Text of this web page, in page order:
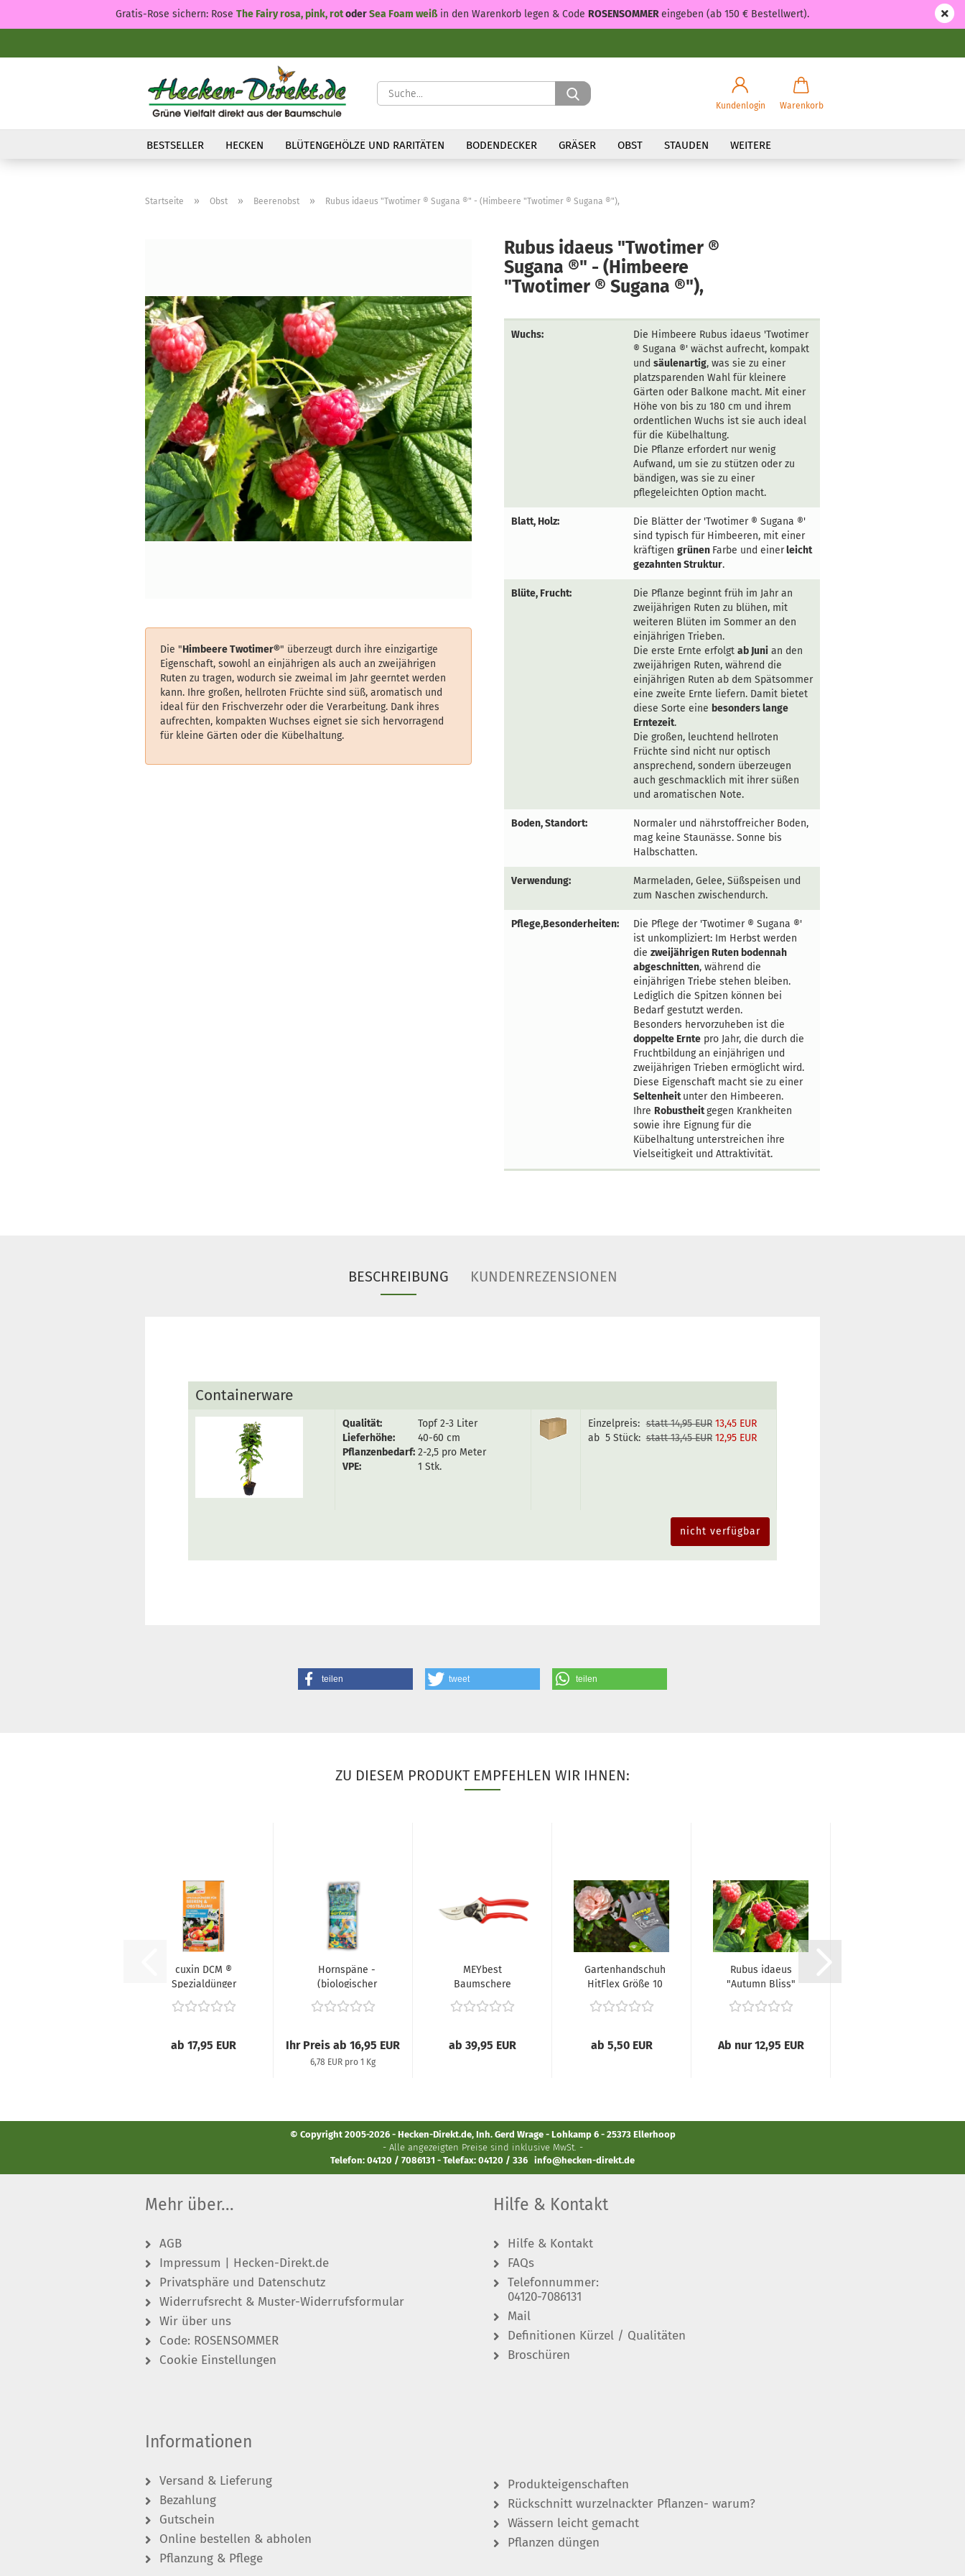
Suche...
Kundenlogin Warenkorb
Gratis-Rose sichern: Rose The Fairy rosa, pink, rotoderSea Foam weißin den Warenkorb legen & Code ROSENSOMMEReingeben (ab 150 € Bestellwert).
BESTSELLER HECKEN BLÜTENGEHÖLZE UND RARITÄTEN BODENDECKER GRÄSER OBST STAUDEN WEITERE
Startseite » Obst » Beerenobst » Rubus idaeus "Twotimer ® Sugana ®" - (Himbeere "Twotimer ® Sugana ®"),
Die "Himbeere Twotimer®" überzeugt durch ihre einzigartige
Eigenschaft, sowohl an einjährigen als auch an zweijährigen
Ruten zu tragen, wodurch sie zweimal im Jahr geerntet werden
kann. Ihre großen, hellroten Früchte sind süß, aromatisch und
ideal für den Frischverzehr oder die Verarbeitung. Dank ihres
aufrechten, kompakten Wuchses eignet sie sich hervorragend
für kleine Gärten oder die Kübelhaltung.
Rubus idaeus "Twotimer ®
Sugana ®" - (Himbeere
"Twotimer ® Sugana ®"),
Wuchs:
Die Himbeere Rubus idaeus 'Twotimer
® Sugana ®' wächst aufrecht, kompakt
und säulenartig, was sie zu einer
platzsparenden Wahl für kleinere
Gärten oder Balkone macht. Mit einer
Höhe von bis zu 180 cm und ihrem
ordentlichen Wuchs ist sie auch ideal
für die Kübelhaltung.
Die Pflanze erfordert nur wenig
Aufwand, um sie zu stützen oder zu
bändigen, was sie zu einer
pflegeleichten Option macht.
Blatt, Holz:
Die Blätter der 'Twotimer ® Sugana ®'
sind typisch für Himbeeren, mit einer
kräftigen grünen Farbe und einerleicht
gezahnten Struktur.
Blüte, Frucht:
Die Pflanze beginnt früh im Jahr an
zweijährigen Ruten zu blühen, mit
weiteren Blüten im Sommer an den
einjährigen Trieben.
Die erste Ernte erfolgt ab Juni an den
zweijährigen Ruten, während die
einjährigen Ruten ab dem Spätsommer
eine zweite Ernte liefern. Damit bietet
diese Sorte eine besonders lange
Erntezeit.
Die großen, leuchtend hellroten
Früchte sind nicht nur optisch
ansprechend, sondern überzeugen
auch geschmacklich mit ihrer süßen
und aromatischen Note.
Boden, Standort:
Normaler und nährstoffreicher Boden,
mag keine Staunässe. Sonne bis
Halbschatten.
Verwendung:
Marmeladen, Gelee, Süßspeisen und
zum Naschen zwischendurch.
Pflege,Besonderheiten:
Die Pflege der 'Twotimer ® Sugana ®'
ist unkompliziert: Im Herbst werden
die zweijährigen Ruten bodennah
abgeschnitten, während die
einjährigen Triebe stehen bleiben.
Lediglich die Spitzen können bei
Bedarf gestutzt werden.
Besonders hervorzuheben ist die
doppelte Ernte pro Jahr, die durch die
Fruchtbildung an einjährigen und
zweijährigen Trieben ermöglicht wird.
Diese Eigenschaft macht sie zu einer
Seltenheitunter den Himbeeren.
Ihre Robustheitgegen Krankheiten
sowie ihre Eignung für die
Kübelhaltung unterstreichen ihre
Vielseitigkeit und Attraktivität.
BESCHREIBUNG KUNDENREZENSIONEN
Containerware
Qualität:
Topf 2-3 Liter
Lieferhöhe:
40-60 cm
Pflanzenbedarf: 2-2,5 pro Meter
VPE:
1 Stk.
Einzelpreis: statt 14,95 EUR 13,45 EUR
ab 5 Stück: statt 13,45 EUR 12,95 EUR
nicht verfügbar
teilen tweet teilen
ZU DIESEM PRODUKT EMPFEHLEN WIR IHNEN:
cuxin DCM ®
Spezialdünger
für Beeren &
Obstbäume...
ab 17,95 EUR
Hornspäne -
(biologischer
Langzeitdünger),...
Ihr Preis ab 16,95 EUR
6,78 EUR pro 1 Kg
MEYbest
Baumschere
M20
ab 39,95 EUR
Gartenhandschuh
HitFlex Größe 10
ab 5,50 EUR
Rubus idaeus
"Autumn Bliss"
® - (Himbeere...
Ab nur 12,95 EUR
© Copyright 2005-2026 - Hecken-Direkt.de, Inh. Gerd Wrage - Lohkamp 6 - 25373 Ellerhoop
- Alle angezeigten Preise sind inklusive MwSt. -
Telefon: 04120 / 7086131 - Telefax: 04120 / 336 info@hecken-direkt.de
Mehr über...
AGB
Impressum | Hecken-Direkt.de
Privatsphäre und Datenschutz
Widerrufsrecht & Muster-Widerrufsformular
Wir über uns
Code: ROSENSOMMER
Cookie Einstellungen
Hilfe & Kontakt
Hilfe & Kontakt
FAQs
Telefonnummer:
04120-7086131
Mail
Definitionen Kürzel / Qualitäten
Broschüren
Informationen
Versand & Lieferung
Bezahlung
Gutschein
Online bestellen & abholen
Pflanzung & Pflege
Produkteigenschaften
Rückschnitt wurzelnackter Pflanzen- warum?
Wässern leicht gemacht
Pflanzen düngen